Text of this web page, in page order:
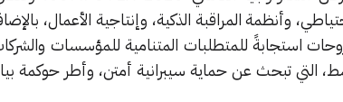
وأنظمة المراقبة الذكية، وإنتاجية الأعمال،
استجابةً للمتطلبات المتنامية للمؤسسات
التي تبحث عن حماية سيبرانية أمتن، وأطر حوكمة